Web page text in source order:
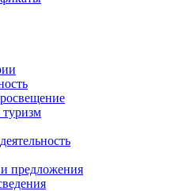
предложения